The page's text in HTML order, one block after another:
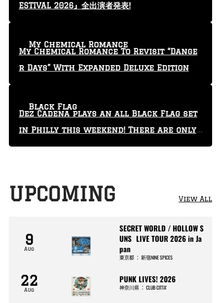
ESTIVAL 2026』全出演者発表!
My Chemical Romance To Revisit “Dange
r Days” With Expanded Deluxe Edition
My Chemical Romance
Dez Cadena plays an all Black Flag set
in Philly this weekend! There are only
29 tickets left!
Black Flag
UPCOMING View All
9
Aug
SECRET WORLD / HOLLOW S
UNS LIVE TOUR 2026 in Ja
pan
東京都 ：新宿NINE SPICES
22
Aug
PUNK LIVES! 2026
神奈川県 ：CLUB CITTA’